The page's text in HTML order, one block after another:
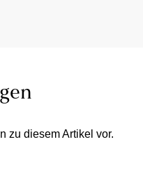
zu diesem Artikel vor.